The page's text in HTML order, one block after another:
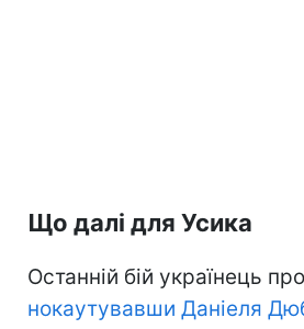
Що далі для Усика
Останній бій українець
нокаутувавши Даніеля